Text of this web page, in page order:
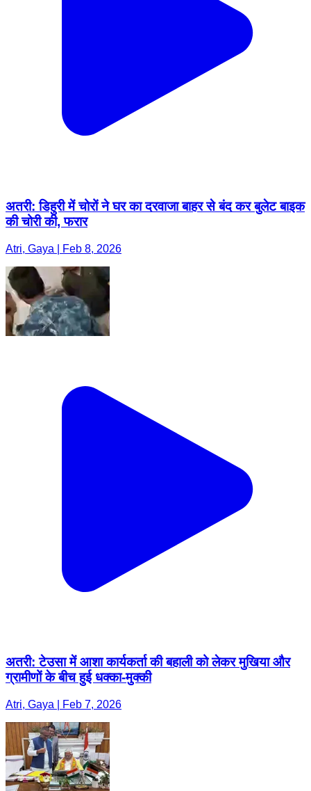
अतरी: डिहुरी में चोरों ने घर का दरवाजा बाहर से बंद कर बुलेट बाइक
की चोरी की, फरार
Atri, Gaya | Feb 8, 2026
अतरी: टेउसा में आशा कार्यकर्ता की बहाली को लेकर मुखिया और
ग्रामीणों के बीच हुई धक्का-मुक्की
Atri, Gaya | Feb 7, 2026